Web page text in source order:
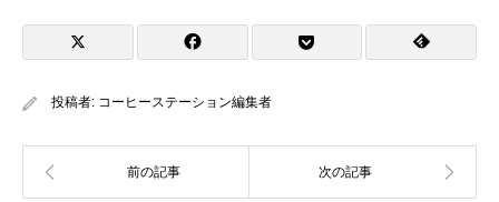
投稿者: コーヒーステーション編集者